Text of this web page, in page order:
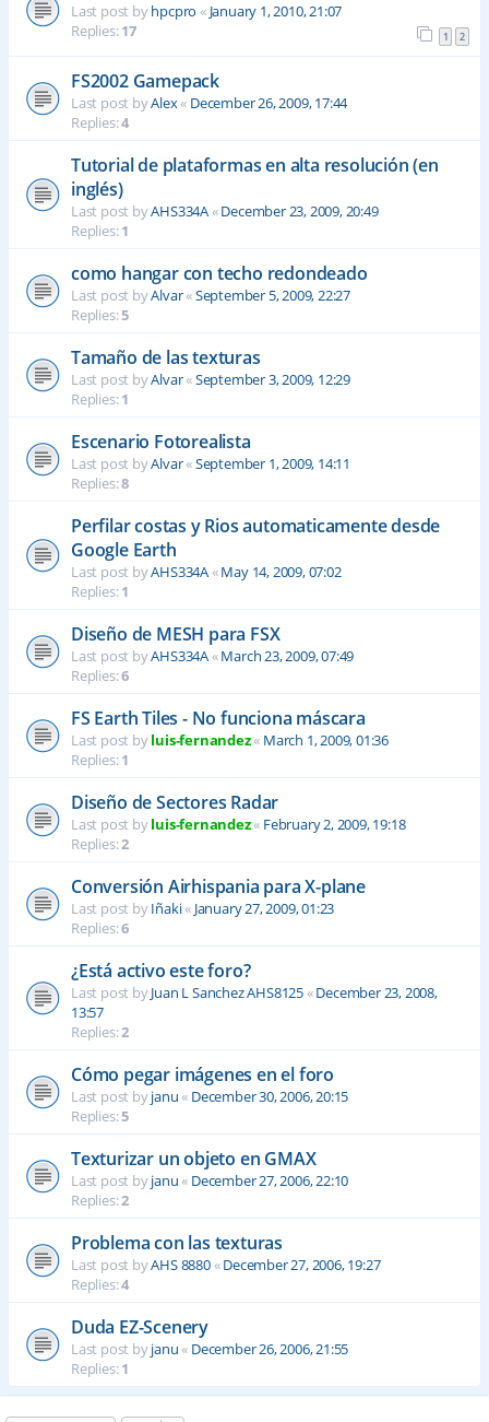
Last post byhpcpro « January 1, 2010, 21:07
Replies:17 1 2
FS2002 Gamepack
Last post byAlex« December 26, 2009, 17:44
Replies:4
Tutorial de plataformas en alta resolución (en
inglés)
Last post byAHS334A«December 23, 2009, 20:49
Replies:1
como hangar con techo redondeado
Last post byAlvar«September 5, 2009, 22:27
Replies:5
Tamaño de las texturas
Last post byAlvar«September 3, 2009, 12:29
Replies:1
Escenario Fotorealista
Last post byAlvar«September 1, 2009, 14:11
Replies:8
Perfilar costas y Rios automaticamente desde
Google Earth
Last post byAHS334A«May 14, 2009, 07:02
Replies:1
Diseño de MESH para FSX
Last post byAHS334A«March 23, 2009, 07:49
Replies:6
FS Earth Tiles - No funciona máscara
Last post byluis-fernandez« March 1, 2009, 01:36
Replies:1
Diseño de Sectores Radar
Last post byluis-fernandez« February 2, 2009, 19:18
Replies:2
Conversión Airhispania para X-plane
Last post byIñaki« January 27, 2009, 01:23
Replies:6
¿Está activo este foro?
Last post byJuan L Sanchez AHS8125«December 23, 2008,
13:57
Replies:2
Cómo pegar imágenes en el foro
Last post byjanu« December 30, 2006, 20:15
Replies:5
Texturizar un objeto en GMAX
Last post byjanu« December 27, 2006, 22:10
Replies:2
Problema con las texturas
Last post byAHS 8880«December 27, 2006, 19:27
Replies:4
Duda EZ-Scenery
Last post byjanu« December 26, 2006, 21:55
Replies:1